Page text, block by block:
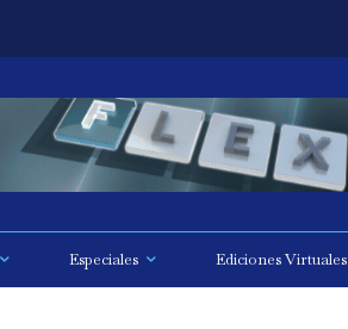
Especiales Ediciones Virtuales